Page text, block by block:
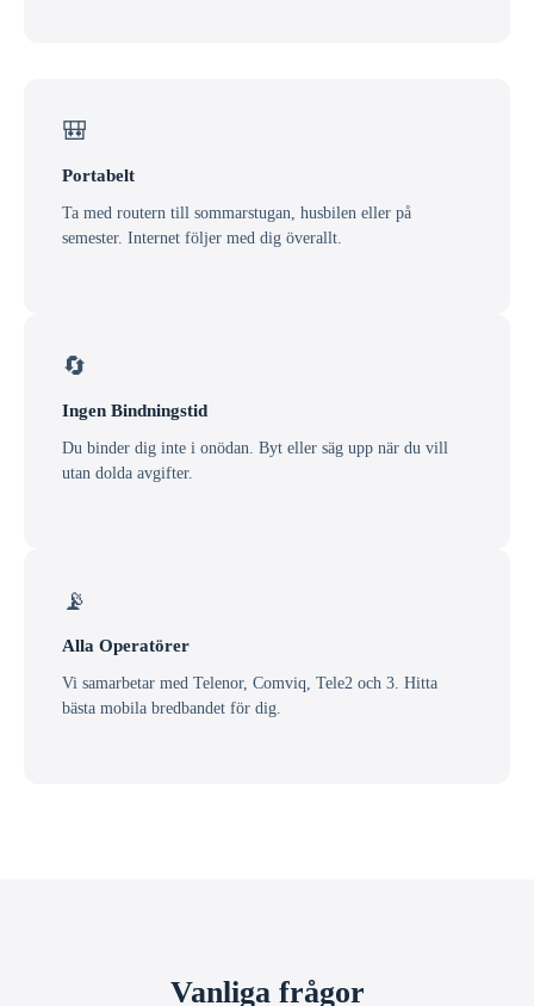
🎒
Portabelt
Ta med routern till sommarstugan, husbilen eller på
semester. Internet följer med dig överallt.
🔄
Ingen Bindningstid
Du binder dig inte i onödan. Byt eller säg upp när du vill
utan dolda avgifter.
📡
Alla Operatörer
Vi samarbetar med Telenor, Comviq, Tele2 och 3. Hitta
bästa mobila bredbandet för dig.
Vanliga frågor